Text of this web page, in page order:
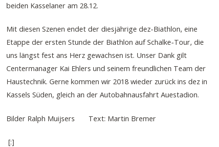
beiden Kasselaner am 28.12.
Mit diesen Szenen endet der diesjährige dez-Biathlon, eine
Etappe der ersten Stunde der Biathlon auf Schalke-Tour, die
uns längst fest ans Herz gewachsen ist. Unser Dank gilt
Centermanager Kai Ehlers und seinem freundlichen Team der
Haustechnik. Gerne kommen wir 2018 wieder zurück ins dez in
Kassels Süden, gleich an der Autobahnausfahrt Auestadion.
Bilder Ralph Muijsers Text: Martin Bremer
[:]